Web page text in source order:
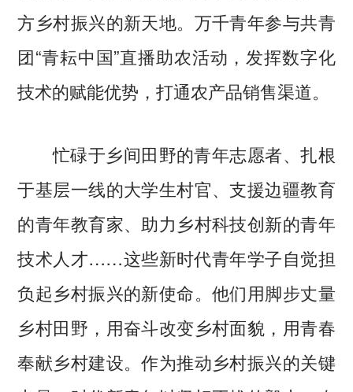
方乡村振兴的新天地。万千青年参与共青
团“青耘中国”直播助农活动，发挥数字化
技术的赋能优势，打通农产品销售渠道。
忙碌于乡间田野的青年志愿者、扎根
于基层一线的大学生村官、支援边疆教育
的青年教育家、助力乡村科技创新的青年
技术人才……这些新时代青年学子自觉担
负起乡村振兴的新使命。他们用脚步丈量
乡村田野，用奋斗改变乡村面貌，用青春
奉献乡村建设。作为推动乡村振兴的关键